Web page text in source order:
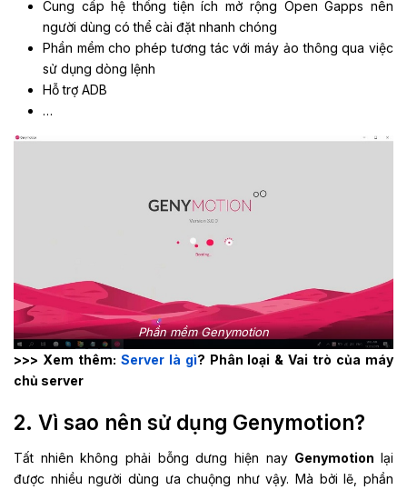
Cung cấp hệ thống tiện ích mở rộng Open Gapps nên
người dùng có thể cài đặt nhanh chóng
Phần mềm cho phép tương tác với máy ảo thông qua việc
sử dụng dòng lệnh
Hỗ trợ ADB
…
Phần mềm Genymotion
>>> Xem thêm: Server là gì? Phân loại & Vai trò của máy
chủ server
2. Vì sao nên sử dụng Genymotion?
Tất nhiên không phải bỗng dưng hiện nay Genymotionlại
được nhiều người dùng ưa chuộng như vậy. Mà bởi lẽ, phần